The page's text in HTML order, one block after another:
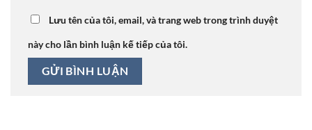
Lưu tên của tôi, email, và trang web trong trình duyệt
này cho lần bình luận kế tiếp của tôi.